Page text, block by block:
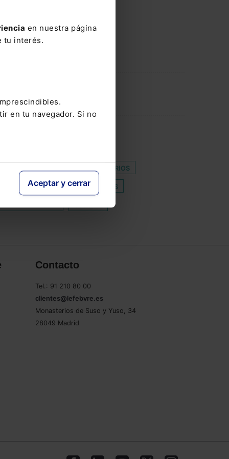
en nuestra página
tu interés.
en tu navegador. Si no
Aceptar y cerrar
GASTOS SANITARIOS
OPENAI PRECURSORES
FANTASMA SUSCITA
Contacto
Tel.: 91 210 80 00
clientes@lefebvre.es
Monasterios de Suso y Yuso, 34
28049 Madrid